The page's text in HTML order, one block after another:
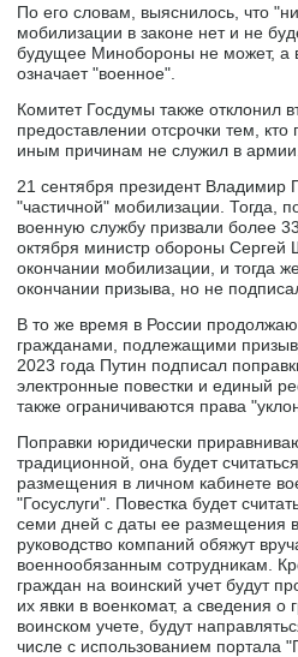
По его словам, выяснилось, что
мобилизации в законе нет и не
будущее Минобороны не может, а
означает "военное".
Комитет Госдумы также отклонил
предоставлении отсрочки тем,
иным причинам не служил в армии.
21 сентября президент Владимир
"частичной" мобилизации. Тогда,
военную службу призвали более
октября министр обороны Сергей
окончании мобилизации, и тогда
окончании призыва, но не
В то же время в России
гражданами, подлежащими
2023 года Путин подписал
электронные повестки и единый
также ограничиваются права
Поправки юридически
традиционной, она будет
размещения в личном кабинете
"Госуслуги". Повестка будет
семи дней с даты ее размещения в
руководство компаний обяжут
военнообязанным сотрудникам.
граждан на воинский учет будут
их явки в военкомат, а сведения
воинском учете, будут
числе с использованием портала